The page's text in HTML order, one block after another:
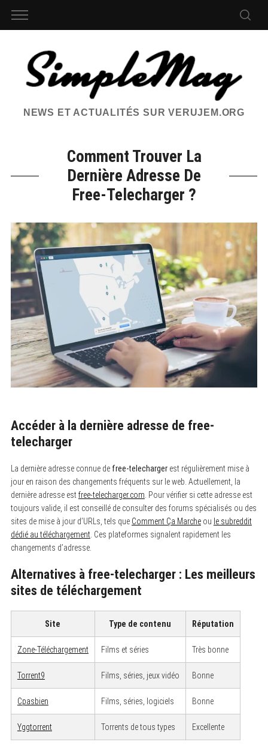
NEWS ET ACTUALITÉS SUR VERUJEM.ORG
Comment Trouver La
Dernière Adresse De
Free-Telecharger ?
Accéder à la dernière adresse de free-
telecharger
La dernière adresse connue de free-telechargerest régulièrement mise à
jour en raison des changements fréquents sur le web. Actuellement, la
dernière adresse estfree-telecharger.com . Pour vérifier si cette adresse est
toujours valide, il est conseillé de consulter des forums spécialisés ou des
sites de mise à jour d’URLs, tels que Comment Ça Marcheou le subreddit
dédié au téléchargement. Ces plateformes signalent rapidement les
changements d’adresse.
Alternatives à free-telecharger : Les meilleurs
sites de téléchargement
Site Type de contenu Réputation
Zone-Téléchargement Films et séries Très bonne
Torrent9 Films, séries, jeux vidéo Bonne
Cpasbien Films, séries, logiciels Bonne
Yggtorrent Torrents de tous types Excellente